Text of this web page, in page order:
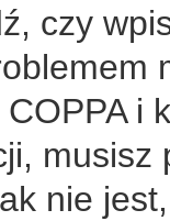
czy
i
musisz
nie